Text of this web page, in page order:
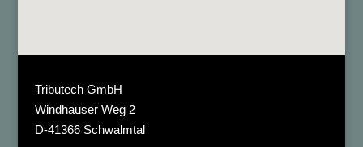
Tributech GmbH
Windhauser Weg 2
D-41366 Schwalmtal